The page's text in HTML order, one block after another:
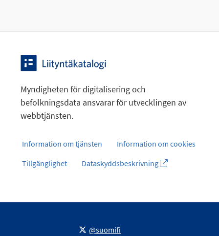
Myndigheten för digitalisering och
befolkningsdata ansvarar för utvecklingen av
webbtjänsten.
Information om tjänsten
Information om cookies
Tillgänglighet
Dataskyddsbeskrivning
@suomifi